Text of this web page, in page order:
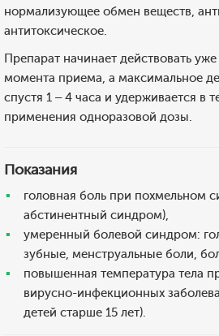
нормализующее обмен веществ,
антитоксическое.
Препарат начинает действовать
момента приема, а максимальное
спустя 1 – 4 часа и удерживается в
применения одноразовой дозы.
Показания
головная боль при похмельном
абстинентный синдром),
умеренный болевой синдром:
зубные, менструальные боли,
повышенная температура тела
вирусно-инфекционных
детей старше 15 лет).